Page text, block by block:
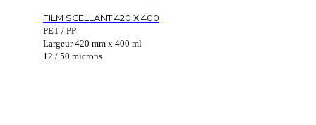
FILM SCELLANT 420 X 400
PET / PP
Largeur 420 mm x 400 ml
12 / 50 microns